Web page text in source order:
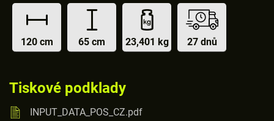
120 cm 65 cm 23,401 kg 27 dnů
Tiskové podklady
INPUT_DATA_POS_CZ.pdf